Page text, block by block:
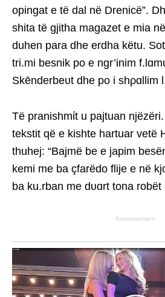
opingat e të dal në Drenicë”.
shita të gjitha magazet e mia
duhen para dhe erdha këtu.
tri.mi besnik po e ngr’inim
Skēnderbeυt dhe po i shρɑllim
Të pranishmίt u pajtuan
tekstit që e kishte hartuar vetë
thuhej: “Bajmë be e japim
kemi me ba çfarëdo flije e në
ba ku.rban me dυɑrt tona robët
Advertisement